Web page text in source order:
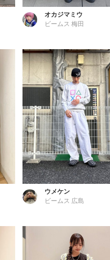
オカジマミウ
ビームス 梅田
ウメケン
ビームス 広島